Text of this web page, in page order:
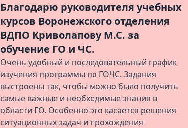
Благодарю руководителя учебных
курсов Воронежского отделения
ВДПО Криволапову М.С. за
обучение ГО и ЧС.
Очень удобный и последовательный график
изучения программы по ГОЧС. Задания
выстроены так, чтобы можно было получить
самые важные и необходимые знания в
области ГО. Особенно это касается решения
ситуационных задач и прохождения